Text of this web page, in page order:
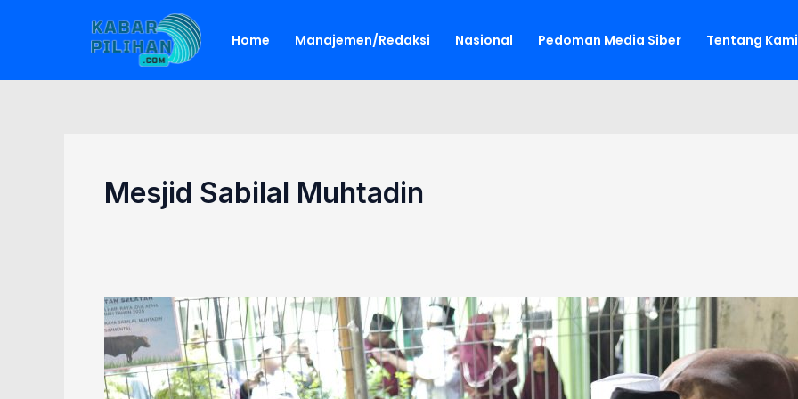
Home Manajemen/Redaksi Nasional Pedoman Media Siber Tentang Kami
Mesjid Sabilal Muhtadin
Iduladha
di
Sabilal
Muhtadin:
Supian